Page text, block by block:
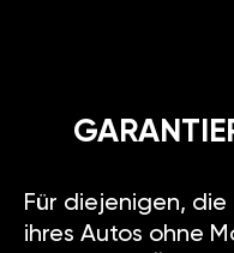
Für diejenigen,
ihres Autos ohne